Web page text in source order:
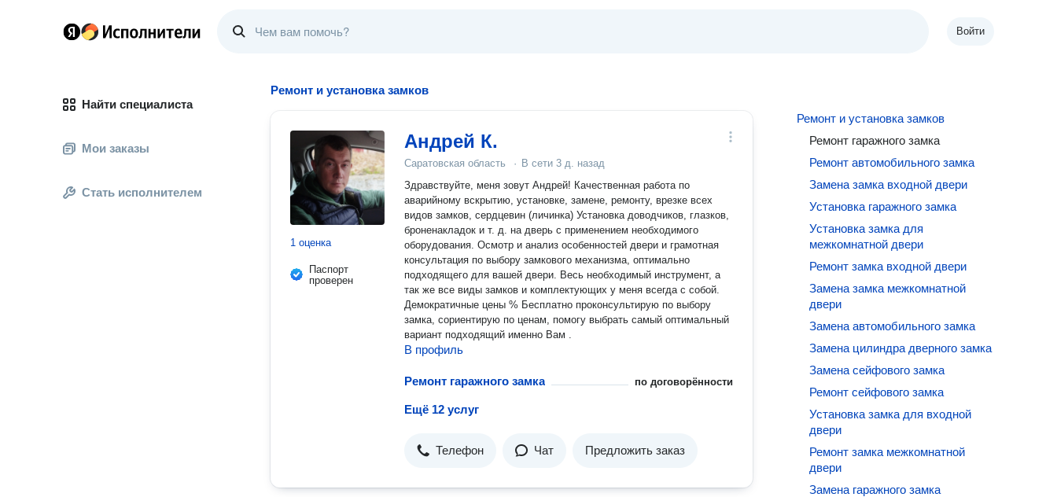
Войти
Найти специалиста
Мои заказы
Стать исполнителем
Ремонт и установка замков
1 оценка
Паспорт
проверен
Андрей К.
Саратовская область · В сети 3 д. назад
Здравствуйте, меня зовут Андрей! Качественная работа по
аварийному вскрытию, установке, замене, ремонту, врезке всех
видов замков, сердцевин (личинка) Установка доводчиков, глазков,
броненакладок и т. д. на дверь с применением необходимого
оборудования. Осмотр и анализ особенностей двери и грамотная
консультация по выбору замкового механизма, оптимально
подходящего для вашей двери. Весь необходимый инструмент, а
так же все виды замков и комплектующих у меня всегда с собой.
Демократичные цены % Бесплатно проконсультирую по выбору
замка, сориентирую по ценам, помогу выбрать самый оптимальный
вариант подходящий именно Вам .
В профиль
Ремонт гаражного замка по договорённости
Ещё 12 услуг
Телефон Чат Предложить заказ
Ремонт и установка замков
Ремонт гаражного замка
Ремонт автомобильного замка
Замена замка входной двери
Установка гаражного замка
Установка замка для
межкомнатной двери
Ремонт замка входной двери
Замена замка межкомнатной
двери
Замена автомобильного замка
Замена цилиндра дверного замка
Замена сейфового замка
Ремонт сейфового замка
Установка замка для входной
двери
Ремонт замка межкомнатной
двери
Замена гаражного замка